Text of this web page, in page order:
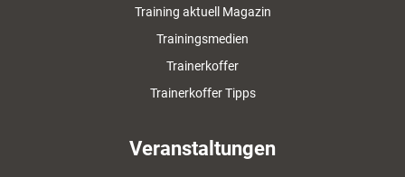
Training aktuell Magazin
Trainingsmedien
Trainerkoffer
Trainerkoffer Tipps
Veranstaltungen